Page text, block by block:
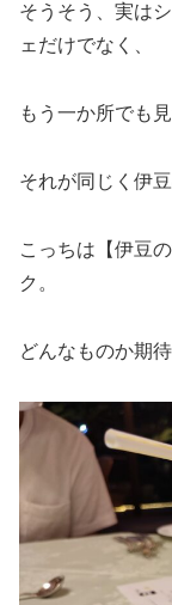
そうそう、実は
ェだけでなく、
もう一か所でも
それが同じく伊
こっちは【伊豆
ク。
どんなものか期